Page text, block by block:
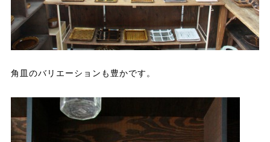
角皿のバリエーションも豊かです。